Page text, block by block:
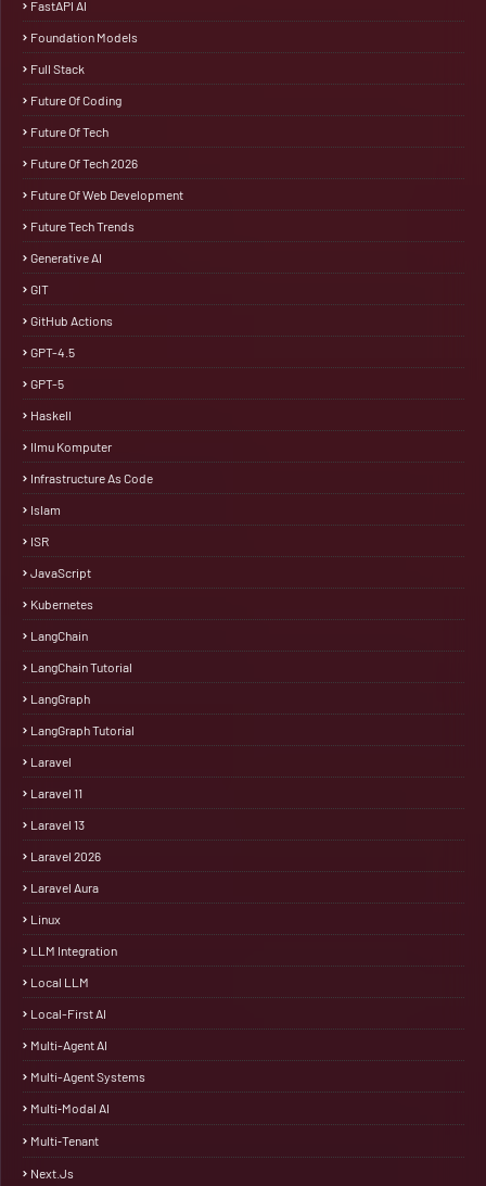
FastAPI AI
Foundation Models
Full Stack
Future Of Coding
Future Of Tech
Future Of Tech 2026
Future Of Web Development
Future Tech Trends
Generative AI
GIT
GitHub Actions
GPT-4.5
GPT-5
Haskell
Ilmu Komputer
Infrastructure As Code
Islam
ISR
JavaScript
Kubernetes
LangChain
LangChain Tutorial
LangGraph
LangGraph Tutorial
Laravel
Laravel 11
Laravel 13
Laravel 2026
Laravel Aura
Linux
LLM Integration
Local LLM
Local-First AI
Multi-Agent AI
Multi-Agent Systems
Multi‑Modal AI
Multi‑Tenant
Next.js